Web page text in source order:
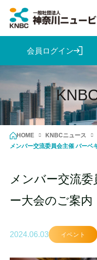
会員ログイン
HOME KNBCニュース
メンバー交流委員会主催 バーベ
メンバー交流
ー大会のご案内
2024.06.03 イベント